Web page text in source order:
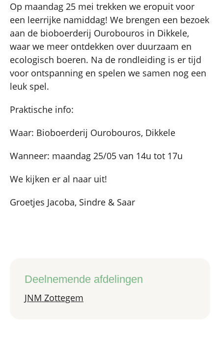
Op maandag 25 mei trekken we eropuit voor
een leerrijke namiddag! We brengen een bezoek
aan de bioboerderij Ourobouros in Dikkele,
waar we meer ontdekken over duurzaam en
ecologisch boeren. Na de rondleiding is er tijd
voor ontspanning en spelen we samen nog een
leuk spel.
Praktische info:
Waar: Bioboerderij Ourobouros, Dikkele
Wanneer: maandag 25/05 van 14u tot 17u
We kijken er al naar uit!
Groetjes Jacoba, Sindre & Saar
Deelnemende afdelingen
JNM Zottegem